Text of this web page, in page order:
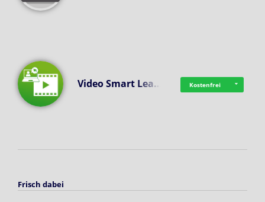
Video Smart Lea… Kostenfrei
Frisch dabei